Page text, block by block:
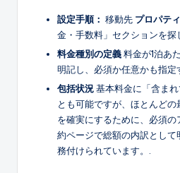
設定手順： 移動先 プロパテ
金・手数料」セクションを探
料金種別の定義料金が1泊あ
明記し、必須か任意かも指定
包括状況基本料金に「含ま
とも可能ですが、ほとんど
を確実にするために、必須
約ページで総額の内訳とし
務付けられています。.